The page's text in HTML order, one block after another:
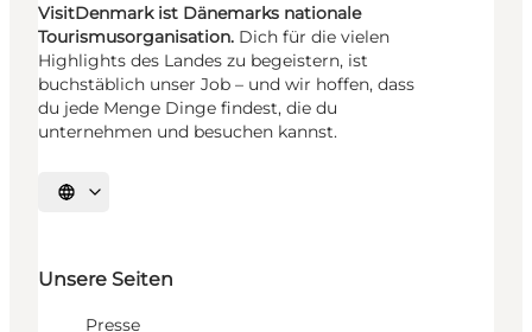
VisitDenmark ist Dänemarks nationale
Tourismusorganisation. Dich für die vielen
Highlights des Landes zu begeistern, ist
buchstäblich unser Job – und wir hoffen, dass
du jede Menge Dinge findest, die du
unternehmen und besuchen kannst.
Sprache auswählen
Unsere Seiten
Presse